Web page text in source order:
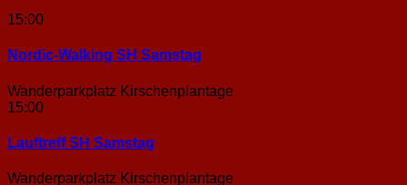
15:00
Nordic-Walking SH Samstag
Wanderparkplatz Kirschenplantage
15:00
Lauftreff SH Samstag
Wanderparkplatz Kirschenplantage